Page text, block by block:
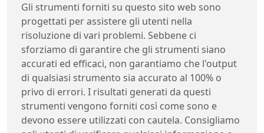
Gli strumenti forniti su questo sito web sono
progettati per assistere gli utenti nella
risoluzione di vari problemi. Sebbene ci
sforziamo di garantire che gli strumenti siano
accurati ed efficaci, non garantiamo che l'output
di qualsiasi strumento sia accurato al 100% o
privo di errori. I risultati generati da questi
strumenti vengono forniti così come sono e
devono essere utilizzati con cautela. Consigliamo